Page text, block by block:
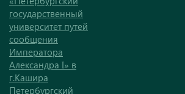
государственный
университет путей
сообщения
Императора
Александра I» в
г.Кашира
Петербургский